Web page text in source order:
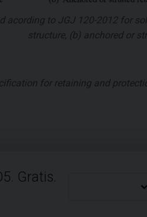
acording to JGJ 120-2012 for
structure, (b) anchored or
for retaining and
Gratis.